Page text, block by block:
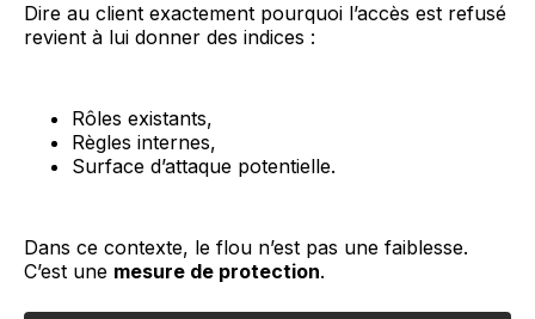
Dire au client exactement pourquoi l’accès est refusé
revient à lui donner des indices :
Rôles existants,
Règles internes,
Surface d’attaque potentielle.
Dans ce contexte, le flou n’est pas une faiblesse.
C’est une mesure de protection.